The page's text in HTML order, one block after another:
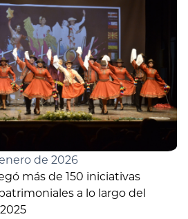
de 2026
más de 150 iniciativas
a lo largo del